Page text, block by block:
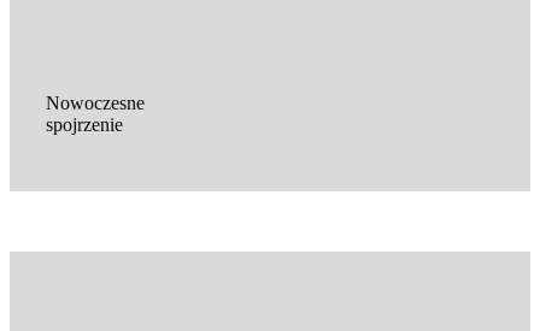
Nowoczesne
spojrzenie